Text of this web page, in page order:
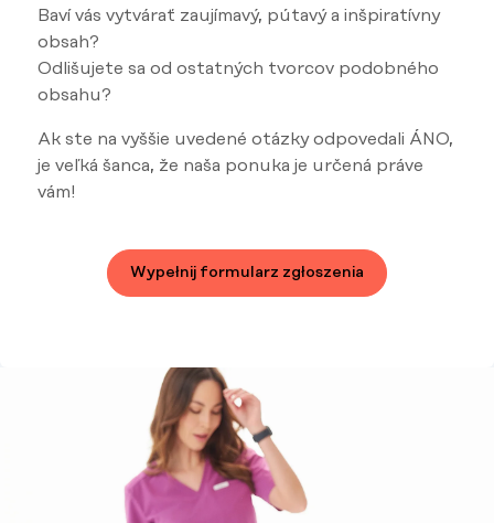
Baví vás vytvárať zaujímavý, pútavý a inšpiratívny
obsah?
Odlišujete sa od ostatných tvorcov podobného
obsahu?
Ak ste na vyššie uvedené otázky odpovedali ÁNO,
je veľká šanca, že naša ponuka je určená práve
vám!
Wypełnij formularz zgłoszenia